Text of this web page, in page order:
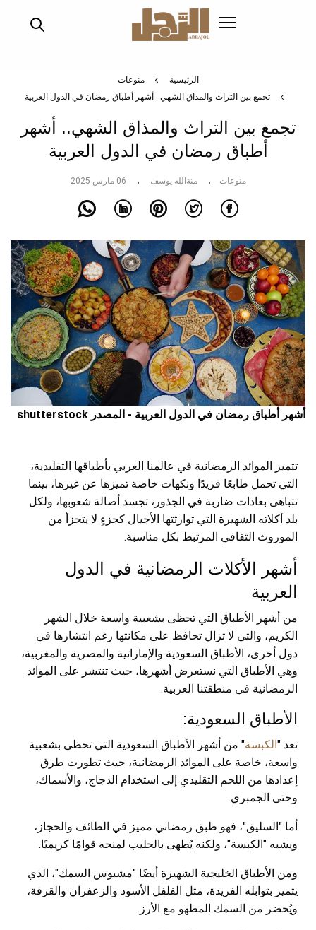
الرئيسية
منوعات
تجمع بين التراث والمذاق الشهي.. أشهر أطباق رمضان في الدول العربية
تجمع بين التراث والمذاق الشهي.. أشهر
أطباق رمضان في الدول العربية
منوعات منةالله يوسف 06 مارس 2025
أشهر أطباق رمضان في الدول العربية - المصدر shutterstock
تتميز الموائد الرمضانية في عالمنا العربي بأطباقها التقليدية،
التي تحمل طابعًا فريدًا ونكهات خاصة تميزها عن غيرها، بينما
تتباهى بعادات ضاربة في الجذور، تجسد أصالة شعوبها، ولكل
بلد أكلاته الشهيرة التي توارثتها الأجيال كجزءٍ لا يتجزأ من
الموروث الثقافي المرتبط بكل مناسبة.
أشهر الأكلات الرمضانية في الدول
العربية
من أشهر الأطباق التي تحظى بشعبية واسعة خلال الشهر
الكريم، والتي لا تزال تحافظ على مكانتها رغم انتشارها في
دول أخرى، الأطباق السعودية والإماراتية والمصرية والمغربية،
وهي الأطباق التي نستعرض أشهرها، حيث تنتشر على الموائد
الرمضانية في منطقتنا العربية.
الأطباق السعودية:
تعد " الكبسة" من أشهر الأطباق السعودية التي تحظى بشعبية
واسعة، خاصة على الموائد الرمضانية، حيث تطورت طرق
إعدادها من اللحم التقليدي إلى استخدام الدجاج، والأسماك،
وحتى الجمبري.
أما "السليق"، فهو طبق رمضاني مميز في الطائف والحجاز،
ويشبه "الكبسة"، ولكنه يُطهى بالحليب لمنحه قوامًا كريميًا.
ومن الأطباق الخليجية الشهيرة أيضًا "مشبوس السمك"، الذي
يتميز بتوابله الفريدة، مثل الفلفل الأسود والزعفران والقرفة،
ويُحضر من السمك المطهو مع الأرز.